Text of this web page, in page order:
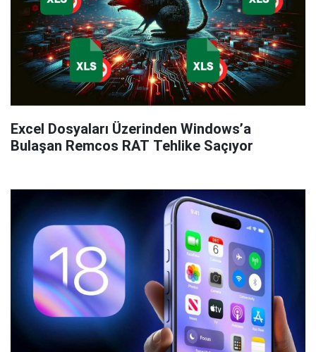
Excel Dosyaları Üzerinden Windows’a
Bulaşan Remcos RAT Tehlike Saçıyor